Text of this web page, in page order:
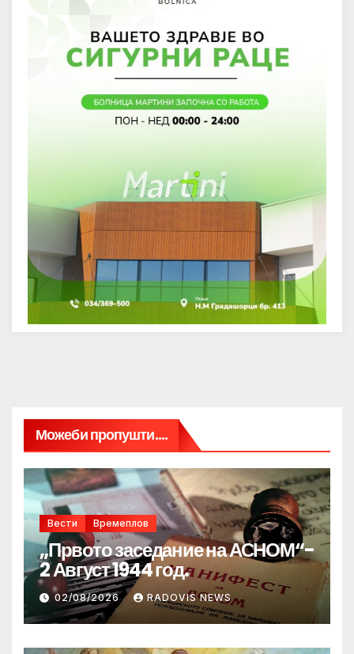
Можеби пропушти....
Вести Времеплов
„Првото заседание на АСНОМ“-
2 Август 1944 год.
02/08/2026 RADOVIS NEWS